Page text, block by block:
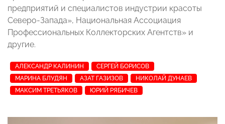
предприятий и специалистов индустрии красоты
Северо-Запада», Национальная Ассоциация
Профессиональных Коллекторских Агентств» и
другие.
АЛЕКСАНДР КАЛИНИН
СЕРГЕЙ БОРИСОВ
МАРИНА БЛУДЯН
АЗАТ ГАЗИЗОВ
НИКОЛАЙ ДУНАЕВ
МАКСИМ ТРЕТЬЯКОВ
ЮРИЙ РЯБИЧЕВ